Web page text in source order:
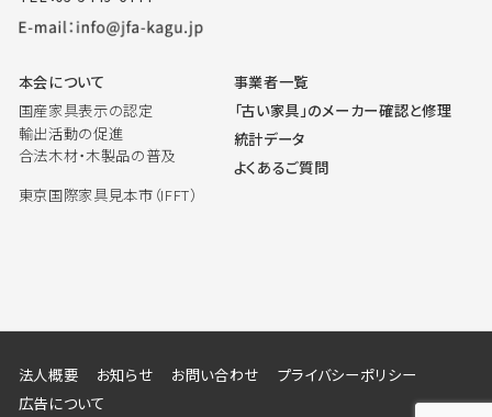
本会について
国産家具表示の認定
輸出活動の促進
合法木材・木製品の普及
東京国際家具見本市（IFFT）
事業者一覧
「古い家具」のメーカー確認と修理
統計データ
よくあるご質問
法人概要 お知らせ お問い合わせ
プライバシーポリシー
広告について